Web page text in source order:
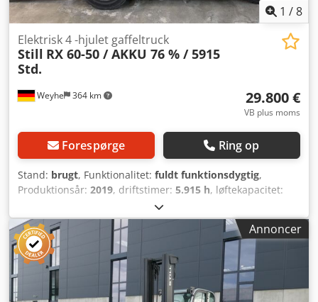
Brugermanual CE-mærkning
1 /8
Weyhe 364 km
Elektrisk 4 -hjulet gaffeltruck
Still RX 60-50 / AKKU 76 % / 5915
Std.
29.800 €
VB plus moms
Forespørge Ring op
Stand: brugt, Funktionalitet: fuldt funktionsdygtig,
Produktionsår: 2019, driftstimer: 5.915 h, løftekapacitet:
4.630 mm
brændstoftype:elektrisk, mastetype:triplex,
bygningshøjde:
2.350 mm Elektro, Elektrisk 4-
hjulet gaffeltruck ISO-klasse: ISO-klasse 3 = 2.500 - 4.999 kg
Codpezr Sltsfx Afpsrf Masttype: Triplex Transmission:
Automatisk Teknisk stand: meget god Fordæk type:
Superelastisk Fordæk stand: 60 - 80 % Bagdæk type:
Annoncer